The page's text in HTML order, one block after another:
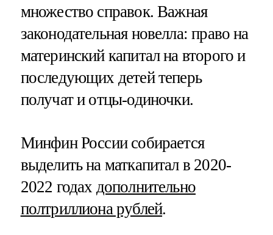
множество справок. Важная
законодательная новелла: право на
материнский капитал на второго и
последующих детей теперь
получат и отцы-одиночки.
Минфин России собирается
выделить на маткапитал в 2020-
2022 годах дополнительно
полтриллиона рублей.